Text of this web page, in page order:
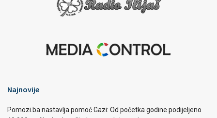
Najnovije
Pomozi.ba nastavlja pomoć Gazi: Od početka godine podijeljeno